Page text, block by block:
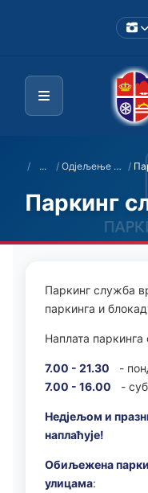
/ ... / Одјељење за изградњу града и управљање имовином /
Паркинг
Паркинг служба
паркинга и
Наплата
7.00 - 21.30 -
7.00 - 16.00 -
Недјељом и
наплаћује!
Обиљежена
улицама: